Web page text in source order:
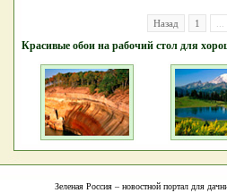
Назад 1
Красивые обои на рабочий стол для
Зеленая Россия – новостной портал для